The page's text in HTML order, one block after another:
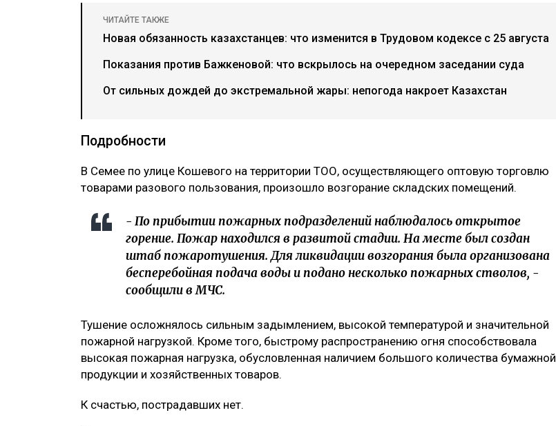
ЧИТАЙТЕ ТАКЖЕ
Новая обязанность казахстанцев: что изменится в Трудовом кодексе с 25 августа
Показания против Бажкеновой: что вскрылось на очередном заседании суда
От сильных дождей до экстремальной жары: непогода накроет Казахстан
Подробности
В Семее по улице Кошевого на территории ТОО, осуществляющего оптовую торговлю
товарами разового пользования, произошло возгорание складских помещений.
- По прибытии пожарных подразделений наблюдалось открытое
горение. Пожар находился в развитой стадии. На месте был создан
штаб пожаротушения. Для ликвидации возгорания была организована
бесперебойная подача воды и подано несколько пожарных стволов, -
сообщили в МЧС.
Тушение осложнялось сильным задымлением, высокой температурой и значительной
пожарной нагрузкой. Кроме того, быстрому распространению огня способствовала
высокая пожарная нагрузка, обусловленная наличием большого количества бумажной
продукции и хозяйственных товаров.
К счастью, пострадавших нет.